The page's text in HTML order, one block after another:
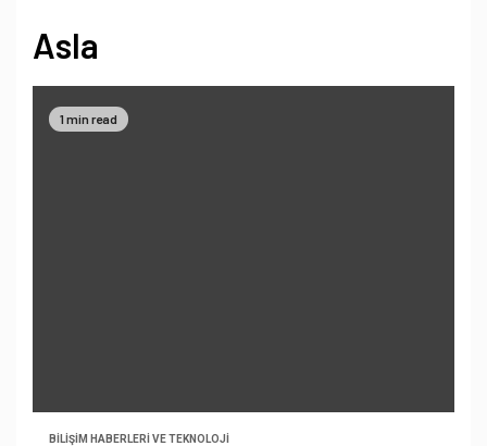
Asla
1 min read
BILIŞIM HABERLERI VE TEKNOLOJI